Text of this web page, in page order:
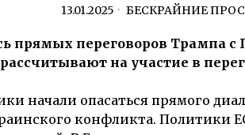
13.01.2025 БЕСКРАЙНИЕ
прямых переговоров Трампа
на участие в
начали опасаться прямого
конфликта. Политики